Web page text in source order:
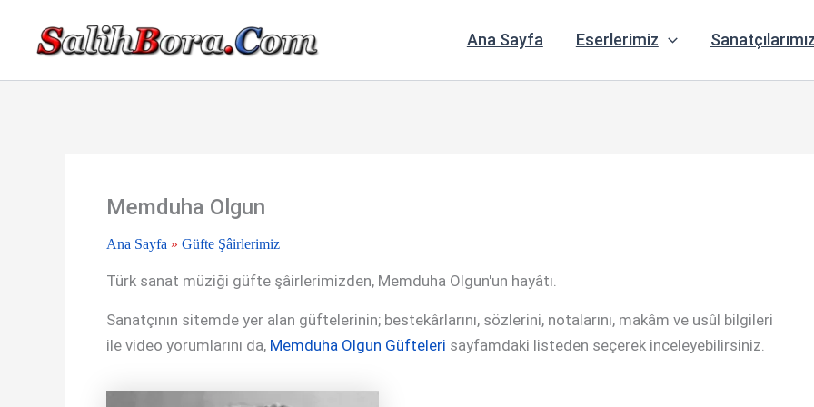
Ana Sayfa Eserlerimiz Sanatçılarımız
Memduha Olgun
Ana Sayfa » Güfte Şâirlerimiz
Türk sanat müziği güfte şâirlerimizden, Memduha Olgun'un hayâtı.
Sanatçının sitemde yer alan güftelerinin; bestekârlarını, sözlerini, notalarını, makâm ve usûl bilgileri
ile video yorumlarını da, Memduha Olgun Güfteleri sayfamdaki listeden seçerek inceleyebilirsiniz.